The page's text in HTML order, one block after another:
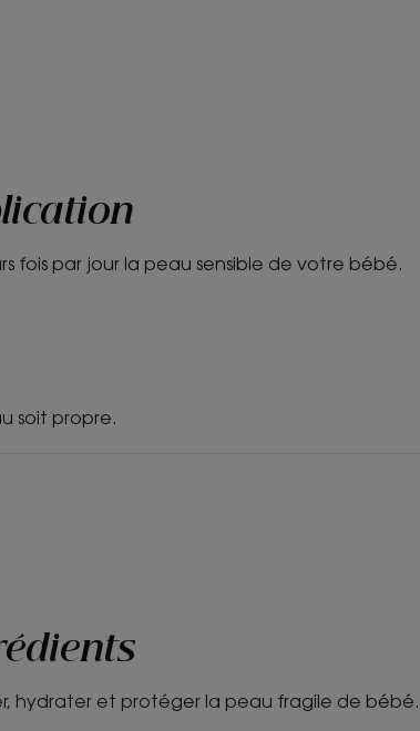
fois par jour la peau sensible de votre bébé.
soit propre.
hydrater et protéger la peau fragile de bébé.